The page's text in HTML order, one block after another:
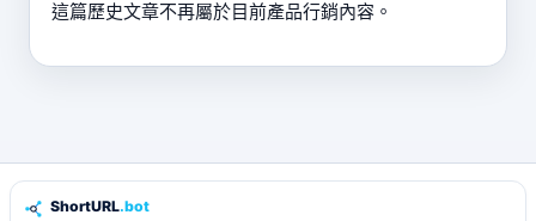
這篇歷史文章不再屬於目前產品行銷內容。